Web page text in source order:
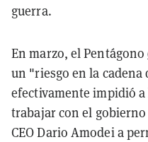
guerra.
En marzo, el Pentágono
un "riesgo en la
efectivamente impidió
trabajar con el
CEO Dario Amodei a